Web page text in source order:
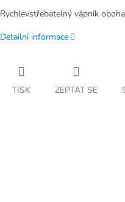
Rychlevstřebatelný vápník
Detailní informace
TISK ZEPTAT SE